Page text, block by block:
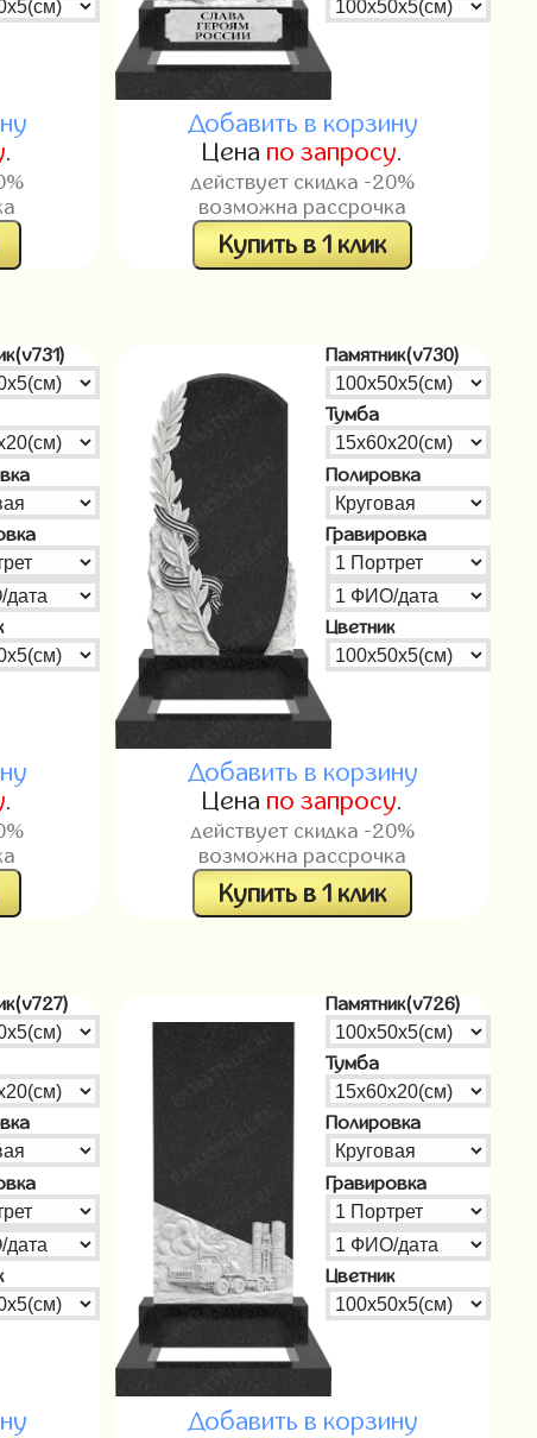
.
Добавить в корзину
Цена по запросу.
действует скидка -20%
возможна рассрочка
Купить в 1 клик
.
Памятник(v730)
Тумба
Полировка
Гравировка
Цветник
Добавить в корзину
Цена по запросу.
действует скидка -20%
возможна рассрочка
Купить в 1 клик
Памятник(v726)
Тумба
Полировка
Гравировка
Цветник
Добавить в корзину